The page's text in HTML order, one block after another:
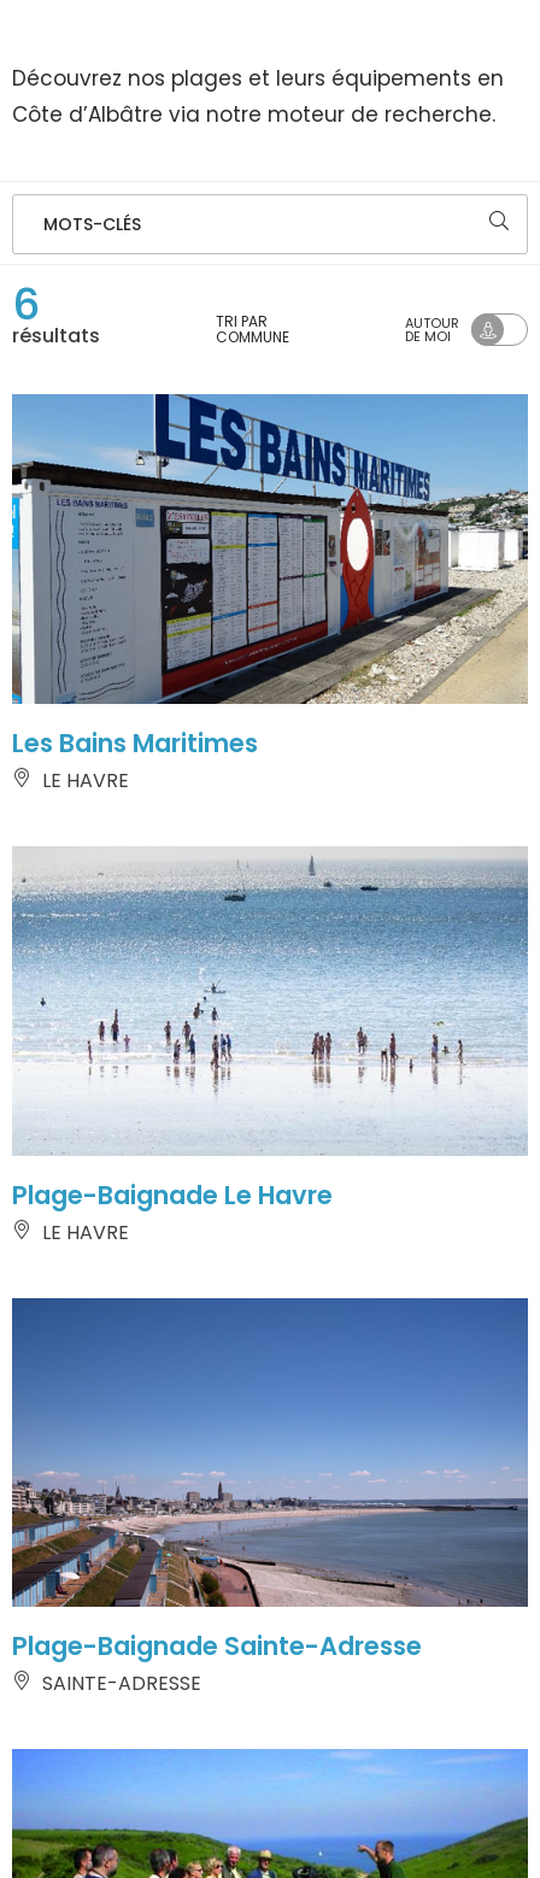
Découvrez nos plages et leurs équipements en
Côte d’Albâtre via notre moteur de recherche.
MOTS-CLÉS
6
résultats
TRI PAR
COMMUNE
AUTOUR
DE MOI
Les Bains Maritimes
LE HAVRE
Plage-Baignade Le Havre
LE HAVRE
Plage-Baignade Sainte-Adresse
SAINTE-ADRESSE